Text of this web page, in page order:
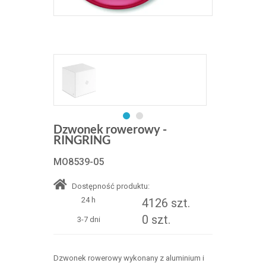
Dzwonek rowerowy -
RINGRING
MO8539-05
Dostępność produktu:
24 h
4126 szt.
3-7 dni 0 szt.
Dzwonek rowerowy wykonany z aluminium i